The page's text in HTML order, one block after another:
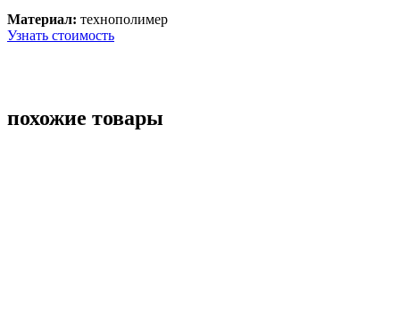
Материал: технополимер
Узнать стоимость
похожие товары